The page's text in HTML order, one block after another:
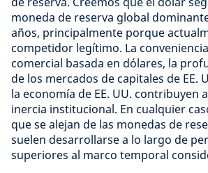
moneda de reserva global
años, principalmente porque
competidor legítimo. La
comercial basada en dólares, la
de los mercados de capitales de EE.
la economía de EE. UU. contribuyen
inercia institucional. En cualquier
que se alejan de las monedas de
suelen desarrollarse a lo largo de
superiores al marco temporal